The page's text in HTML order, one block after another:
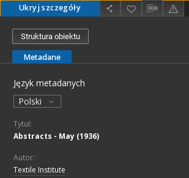
Ukryj szczegóły
Struktura obiektu
Metadane
Język metadanych
Polski
Tytuł:
Abstracts - May (1936)
Autor:
Textile Institute